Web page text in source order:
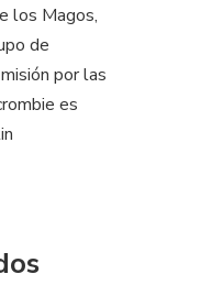
los Magos,
de
por las
es